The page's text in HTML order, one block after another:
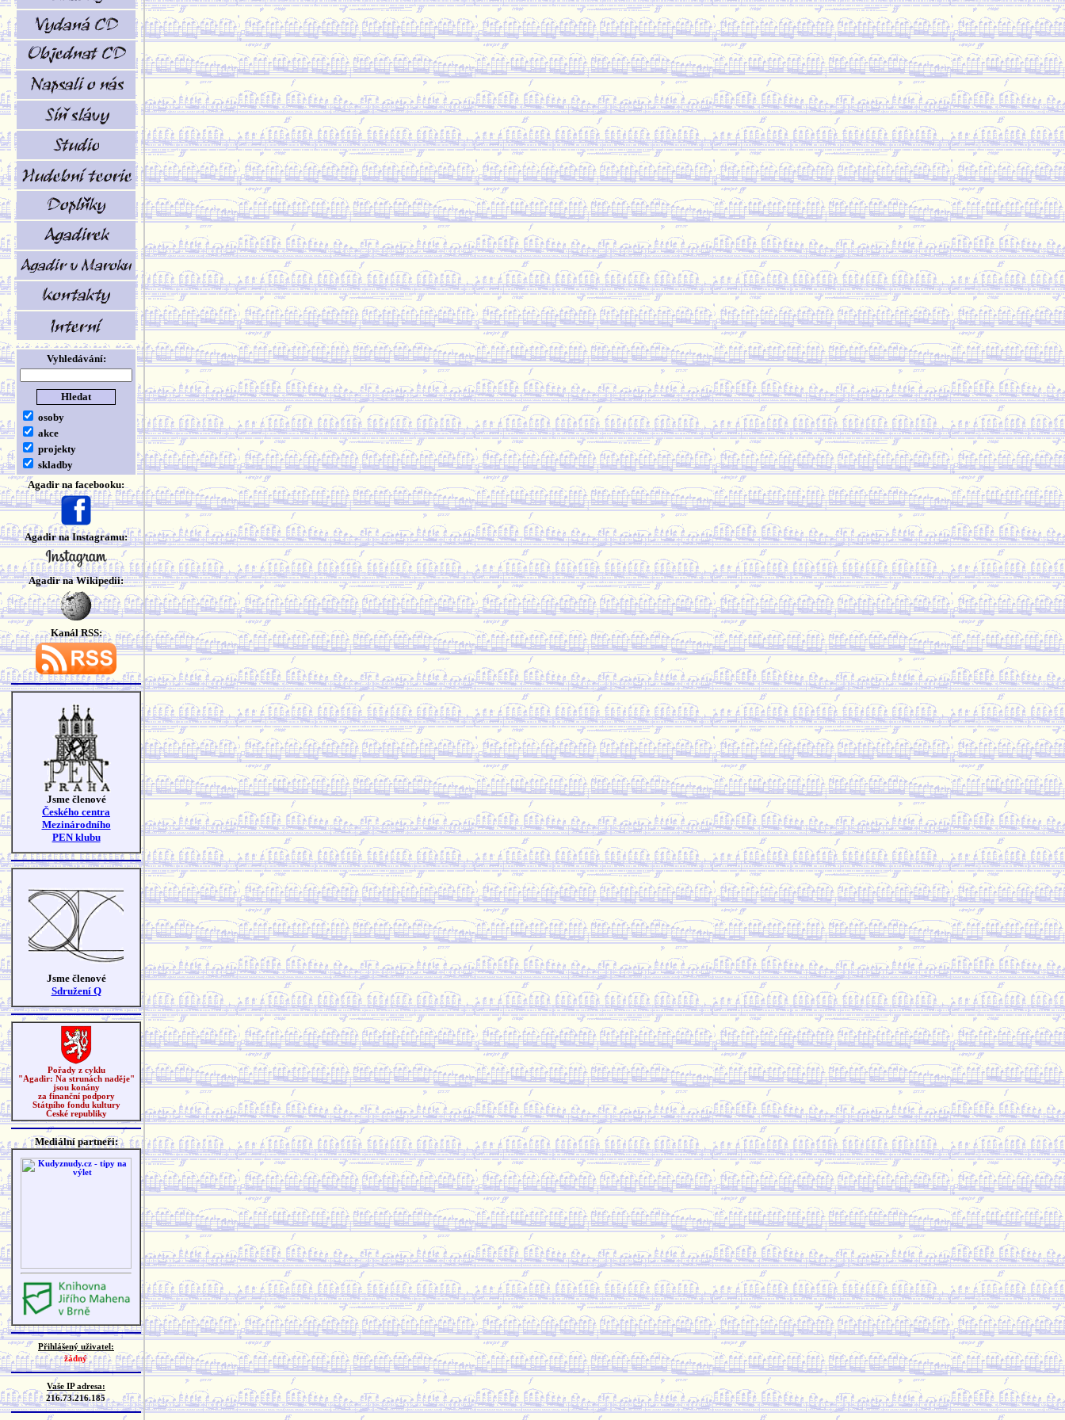
Vyhledávání:
osoby
akce
projekty
skladby
Agadir na facebooku:
Agadir na Instagramu:
Agadir na Wikipedii:
Kanál RSS:
Jsme členové
Českého centra
Mezinárodního
PEN klubu
Jsme členové
Sdružení Q
Pořady z cyklu
"Agadir: Na strunách naděje"
jsou konány
za finanční podpory
Státního fondu kultury
České republiky
Mediální partneři:
Přihlášený uživatel:
žádný
Vaše IP adresa:
216.73.216.185